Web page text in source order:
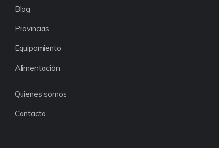
Blog
Provincias
Equipamiento
Alimentación
Quienes somos
Contacto